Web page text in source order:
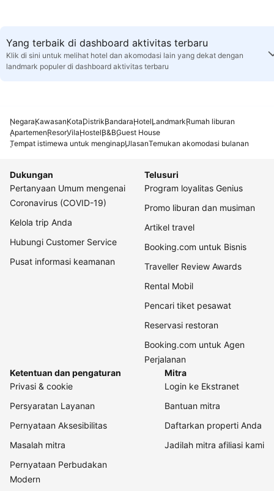
Yang terbaik di dashboard aktivitas terbaru
Klik di sini untuk melihat hotel dan akomodasi lain yang dekat dengan
landmark populer di dashboard aktivitas terbaru
NegaraKawasanKotaDistrikBandaraHotelLandmarkRumah liburan
ApartemenResorVilaHostelB&BGuest House
Tempat istimewa untuk menginapUlasanTemukan akomodasi bulanan
Dukungan
Pertanyaan Umum mengenai
Coronavirus (COVID-19)
Kelola trip Anda
Hubungi Customer Service
Pusat informasi keamanan
Telusuri
Program loyalitas Genius
Promo liburan dan musiman
Artikel travel
Booking.com untuk Bisnis
Traveller Review Awards
Rental Mobil
Pencari tiket pesawat
Reservasi restoran
Booking.com untuk Agen
Perjalanan
Ketentuan dan pengaturan
Privasi & cookie
Persyaratan Layanan
Pernyataan Aksesibilitas
Masalah mitra
Pernyataan Perbudakan
Modern
Mitra
Login ke Ekstranet
Bantuan mitra
Daftarkan properti Anda
Jadilah mitra afiliasi kami